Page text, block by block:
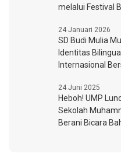
melalui Festival
24 Januari 2026
SD Budi Mulia
Identitas
Internasional
24 Juni 2025
Heboh! UMP
Sekolah
Berani Bicara